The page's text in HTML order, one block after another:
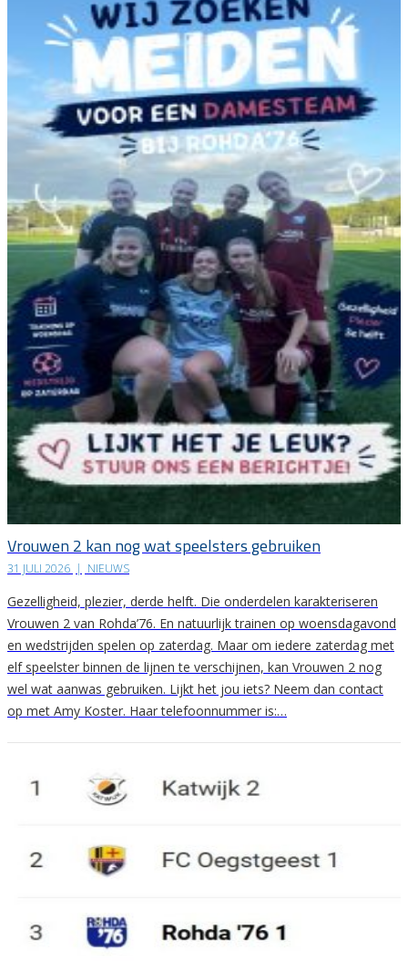
Vrouwen 2 kan nog wat speelsters gebruiken
31 JULI 2026 | NIEUWS
Gezelligheid, plezier, derde helft. Die onderdelen karakteriseren
Vrouwen 2 van Rohda’76. En natuurlijk trainen op woensdagavond
en wedstrijden spelen op zaterdag. Maar om iedere zaterdag met
elf speelster binnen de lijnen te verschijnen, kan Vrouwen 2 nog
wel wat aanwas gebruiken. Lijkt het jou iets? Neem dan contact
op met Amy Koster. Haar telefoonnummer is:…